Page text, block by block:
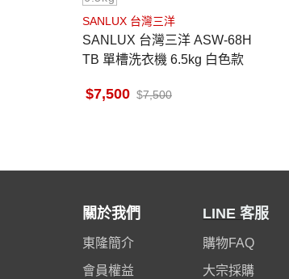
SANLUX 台灣三洋
SANLUX 台灣三洋 ASW-68H
TB 單槽洗衣機 6.5kg 白色款
7,500 7,500
關於我們
東隆簡介
會員權益
LINE 客服
購物FAQ
大宗採購